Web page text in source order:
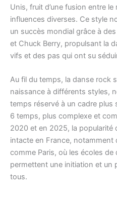
Unis, fruit d’une fusion entre
influences diverses. Ce style
un succès mondial grâce à
et Chuck Berry, propulsant la
vifs et des pas qui ont su
Au fil du temps, la danse rock
naissance à différents styles,
temps réservé à un cadre plus
6 temps, plus complexe et
2020 et en 2025, la popularité
intacte en France, notamment
comme Paris, où les écoles
permettent une initiation et un
tous.